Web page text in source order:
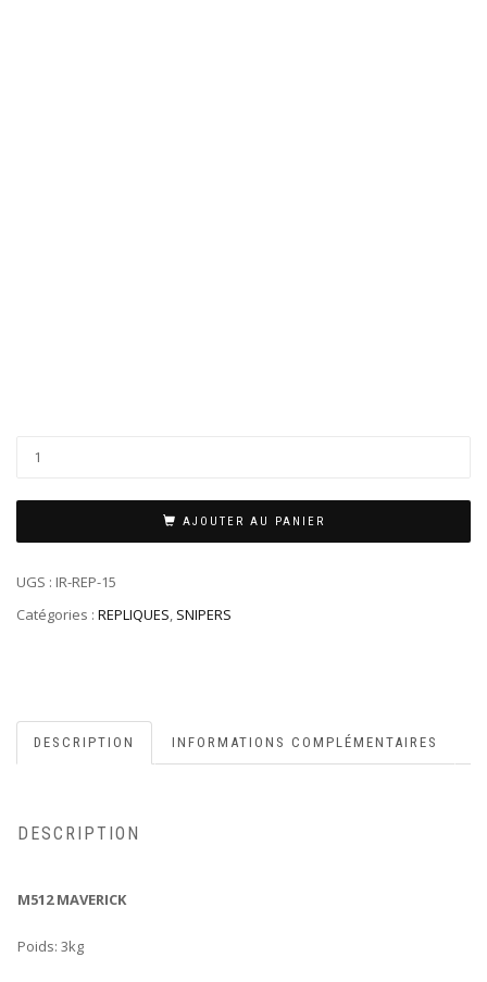
MP512
AJOUTER AU PANIER
UGS : IR-REP-15
Catégories : REPLIQUES, SNIPERS
DESCRIPTION INFORMATIONS COMPLÉMENTAIRES
DESCRIPTION
M512 MAVERICK
Poids: 3kg